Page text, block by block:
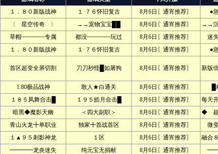
１．８０新版战神
１·７６怀旧复古 8月6日〖通宵推荐〗
●
〈 星空传奇 〉
→→宠物宝宝██ 8月6日〖通宵推荐〗
→→
草帽┉┉┉┉专属
都没┉┉┉┉玩过 8月6日〖通宵推荐〗
迷
１．８０新版战神
１·７６怀旧复古 8月6日〖通宵推荐〗 ●
首区超变全屏切割 刀刀秒怪█如屠狗 8月6日〖通宵推荐〗 新版
1.80极品战神 散人★白通关 8月6日〖通宵推荐〗
１８５凤舞合击█
１９５皓月合击█ 8月6日〖通宵推荐〗
每天
暗黑◆魔影天幽
＜四大副职＞ 8月6日〖通宵推荐〗
◆ 超
青山火龙╋单职业
独家╋首战首区 8月6日〖通宵推荐〗
微
１▲９５刺影神龙
１区 8月6日〖通宵推荐〗
融合
━━━━龙炎迷失
纯元宝无捐献 8月6日〖通宵推荐〗
━━